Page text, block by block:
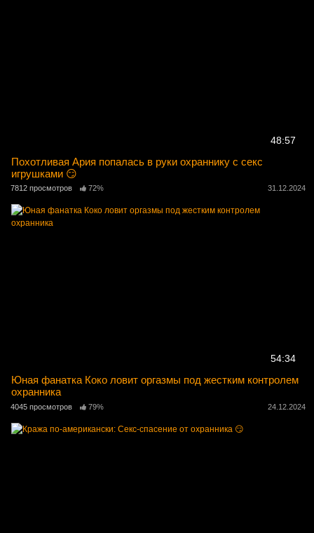
48:57
Похотливая Ария попалась в руки охраннику с секс
игрушками 😏
7812 просмотров 72% 31.12.2024
54:34
Юная фанатка Коко ловит оргазмы под жестким контролем
охранника
4045 просмотров 79% 24.12.2024